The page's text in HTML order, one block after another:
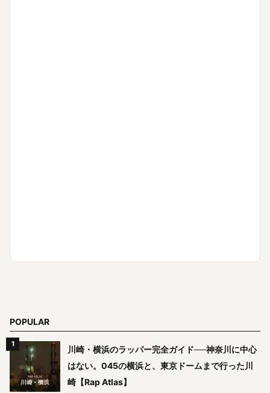
POPULAR
川崎・横浜のラッパー完全ガイド──神奈川に中心
はない。045の横浜と、東京ドームまで行った川
崎【Rap Atlas】